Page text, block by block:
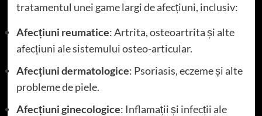
tratamentul unei game largi de afecțiuni, inclusiv:
Afecțiuni reumatice: Artrita, osteoartrita și alte
afecțiuni ale sistemului osteo-articular.
Afecțiuni dermatologice: Psoriasis, eczeme și alte
probleme de piele.
Afecțiuni ginecologice: Inflamații și infecții ale